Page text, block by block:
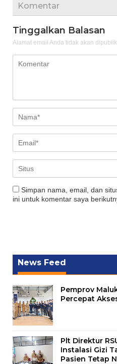
Komentar
Tinggalkan Balasan
Alamat email Anda tidak akan
Simpan nama, email, dan
ini untuk komentar saya
News Feed
Pemprov
Percepat
Plt Direktur
Instalasi Gizi
Pasien Tetap